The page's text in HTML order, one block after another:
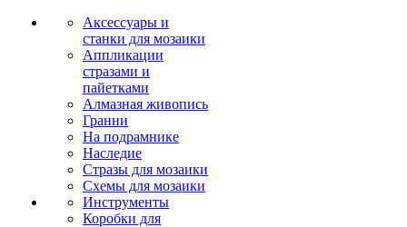
Аксессуары и
станки для мозаики
Аппликации
стразами и
пайетками
Алмазная живопись
Гранни
На подрамнике
Наследие
Стразы для мозаики
Схемы для мозаики
Инструменты
Коробки для